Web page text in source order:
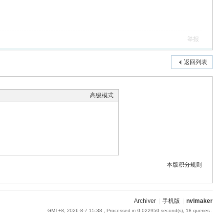
举报
返回列表
高级模式
本版积分规则
Archiver 手机版 nvlmaker
GMT+8, 2026-8-7 15:38 , Processed in 0.022950 second(s), 18 queries .